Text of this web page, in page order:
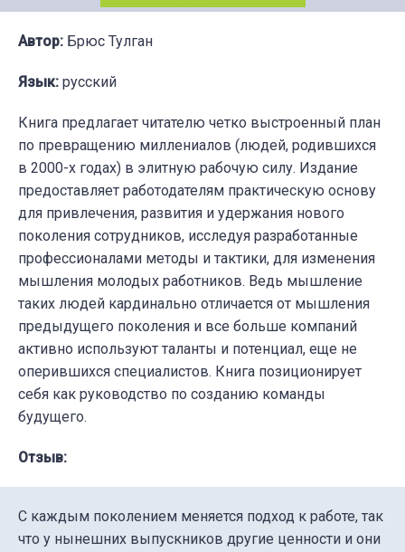
Автор: Брюс Тулган
Язык: русский
Книга предлагает читателю четко выстроенный план
по превращению миллениалов (людей, родившихся
в 2000-х годах) в элитную рабочую силу. Издание
предоставляет работодателям практическую основу
для привлечения, развития и удержания нового
поколения сотрудников, исследуя разработанные
профессионалами методы и тактики, для изменения
мышления молодых работников. Ведь мышление
таких людей кардинально отличается от мышления
предыдущего поколения и все больше компаний
активно используют таланты и потенциал, еще не
оперившихся специалистов. Книга позиционирует
себя как руководство по созданию команды
будущего.
Отзыв:
С каждым поколением меняется подход к работе, так
что у нынешних выпускников другие ценности и они